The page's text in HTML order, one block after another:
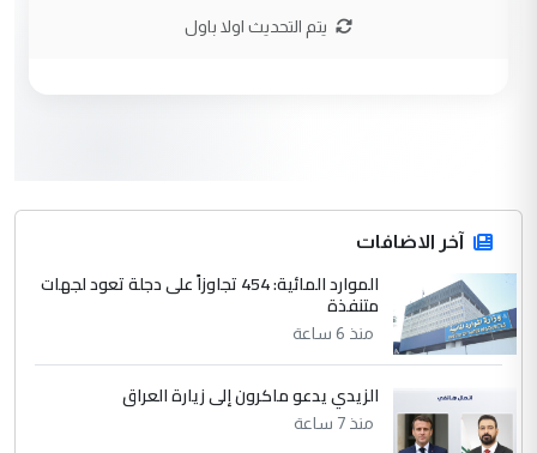
المشترك لا تستهدف أية دولة ومفتوحة لانضمام
الدول الشقيقة
4 يوسف غزوان عصمت
التعليق : بكالوريوس فيزياء طبية متزوج و
زوجتي أيضا بكالوريوس سكني بغداد أرغب في
إكمال دراستي داخل ...
الموضوع :
السعودية توافق على الاستمرار في
يتم التحديث اولا باول
آخر الاضافات
الموارد المائية: 454 تجاوزاً على دجلة تعود لجهات
متنفذة
منذ 6 ساعة
الزيدي يدعو ماكرون إلى زيارة العراق
منذ 7 ساعة